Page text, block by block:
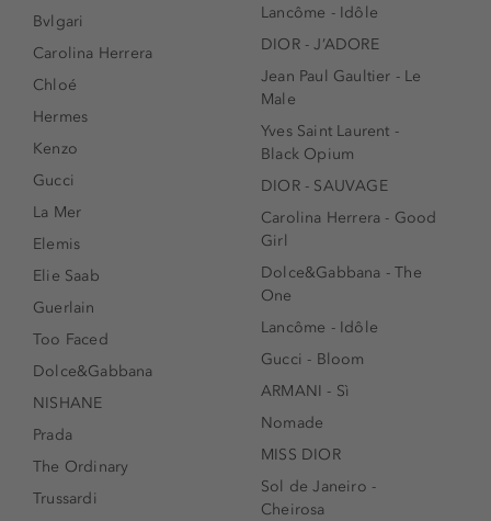
Bvlgari
Carolina Herrera
Chloé
Hermes
Kenzo
Gucci
La Mer
Elemis
Elie Saab
Guerlain
Too Faced
Dolce&Gabbana
NISHANE
Prada
The Ordinary
Trussardi
Lancôme - Idôle
DIOR - J’ADORE
Jean Paul Gaultier - Le
Male
Yves Saint Laurent -
Black Opium
DIOR - SAUVAGE
Carolina Herrera - Good
Girl
Dolce&Gabbana - The
One
Lancôme - Idôle
Gucci - Bloom
ARMANI - Sì
Nomade
MISS DIOR
Sol de Janeiro -
Cheirosa